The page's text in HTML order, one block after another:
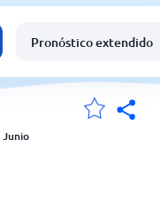
Pronóstico extendido
Junio